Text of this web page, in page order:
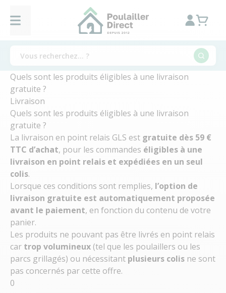
Quels sont les produits éligibles à une livraison
gratuite ?
Livraison
Quels sont les produits éligibles à une livraison
gratuite ?
La livraison en point relais GLS est gratuite dès 59 €
TTC d’achat, pour les commandes éligibles à une
livraison en point relais et expédiées en un seul
colis.
Lorsque ces conditions sont remplies, l’option de
livraison gratuite est automatiquement proposée
avant le paiement, en fonction du contenu de votre
panier.
Les produits ne pouvant pas être livrés en point relais
car trop volumineux (tel que les poulaillers ou les
parcs grillagés) ou nécessitant plusieurs colis ne sont
pas concernés par cette offre.
0